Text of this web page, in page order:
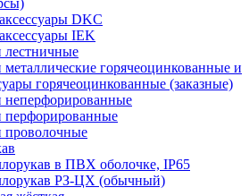
аксессуары DKC
аксессуары IEK
лестничные
горячеоцинкованные и
горячеоцинкованные (заказные)
неперфорированные
перфорированные
проволочные
в ПВХ оболочке, IP65
РЗ-ЦХ (обычный)